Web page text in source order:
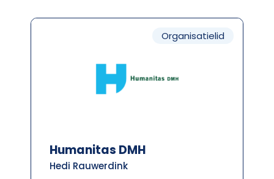
Organisatielid
Humanitas DMH
Hedi Rauwerdink